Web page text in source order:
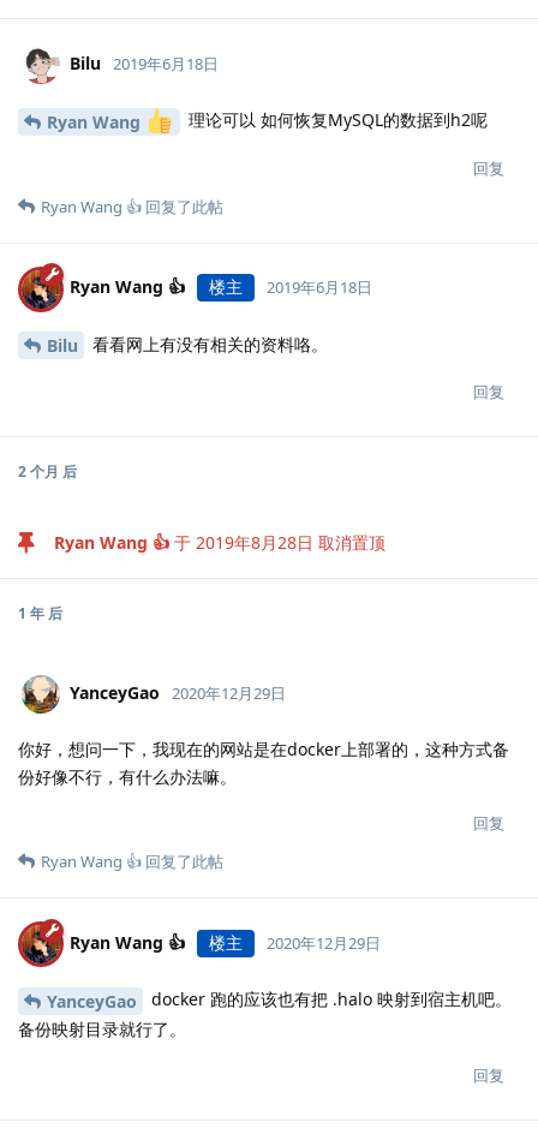
Bilu 2019年6月18日
Ryan Wang 理论可以 如何恢复MySQL的数据到h2呢
回复
Ryan Wang 👍 回复了此帖
Ryan Wang 👍 楼主 2019年6月18日
Bilu 看看网上有没有相关的资料咯。
回复
2 个月 后
Ryan Wang 👍 于 2019年8月28日 取消置顶
1 年 后
YanceyGao 2020年12月29日
你好，想问一下，我现在的网站是在docker上部署的，这种方式备
份好像不行，有什么办法嘛。
回复
Ryan Wang 👍 回复了此帖
Ryan Wang 👍 楼主 2020年12月29日
YanceyGao
docker 跑的应该也有把 .halo 映射到宿主机吧。
备份映射目录就行了。
回复